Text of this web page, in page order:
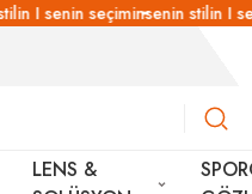
I senin seçiminsenin stilin I
LENS &